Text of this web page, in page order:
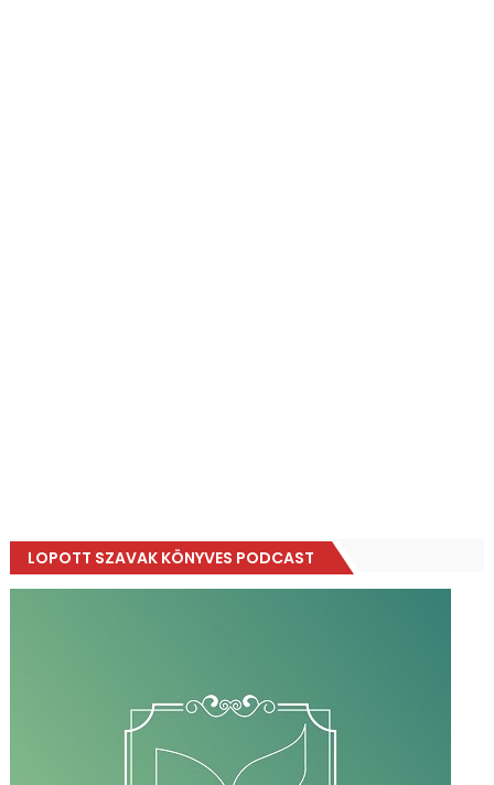
LOPOTT SZAVAK KÖNYVES PODCAST